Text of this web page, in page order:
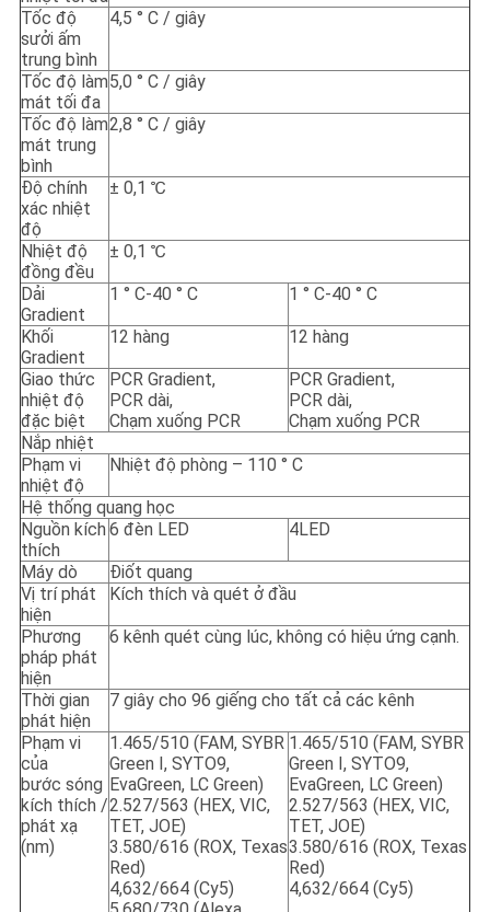
Tốc độ
sưởi ấm
trung bình
4,5 ° C / giây
Tốc độ làm
mát tối đa
5,0 ° C / giây
Tốc độ làm
mát trung
bình
2,8 ° C / giây
Độ chính
xác nhiệt
độ
± 0,1 ℃
Nhiệt độ
đồng đều
± 0,1 ℃
Dải
Gradient
1 ° C-40 ° C 1 ° C-40 ° C
Khối
Gradient
12 hàng 12 hàng
Giao thức
nhiệt độ
đặc biệt
PCR Gradient,
PCR dài,
Chạm xuống PCR
PCR Gradient,
PCR dài,
Chạm xuống PCR
Nắp nhiệt
Phạm vi
nhiệt độ
Nhiệt độ phòng – 110 ° C
Hệ thống quang học
Nguồn kích
thích
6 đèn LED 4LED
Máy dò
Điốt quang
Vị trí phát
hiện
Kích thích và quét ở đầu
Phương
pháp phát
hiện
6 kênh quét cùng lúc, không có hiệu ứng cạnh.
Thời gian
phát hiện
7 giây cho 96 giếng cho tất cả các kênh
Phạm vi
của
bước sóng
kích thích /
phát xạ
(nm)
1.465/510 (FAM, SYBR
Green I, SYTO9,
EvaGreen, LC Green)
2.527/563 (HEX, VIC,
TET, JOE)
3.580/616 (ROX, Texas
Red)
4,632/664 (Cy5)
1.465/510 (FAM, SYBR
Green I, SYTO9,
EvaGreen, LC Green)
2.527/563 (HEX, VIC,
TET, JOE)
3.580/616 (ROX, Texas
Red)
4,632/664 (Cy5)